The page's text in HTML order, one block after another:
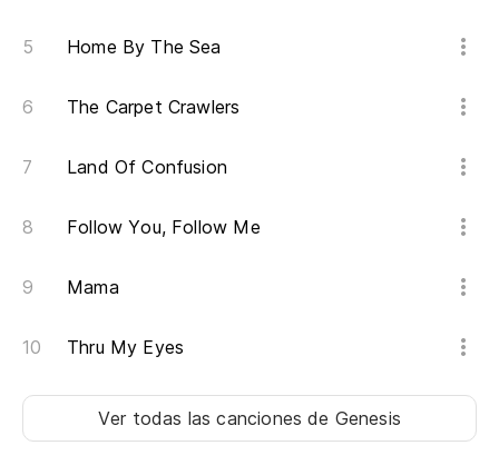
Home By The Sea
The Carpet Crawlers
Land Of Confusion
Follow You, Follow Me
Mama
Thru My Eyes
Ver todas las cancionesde Genesis